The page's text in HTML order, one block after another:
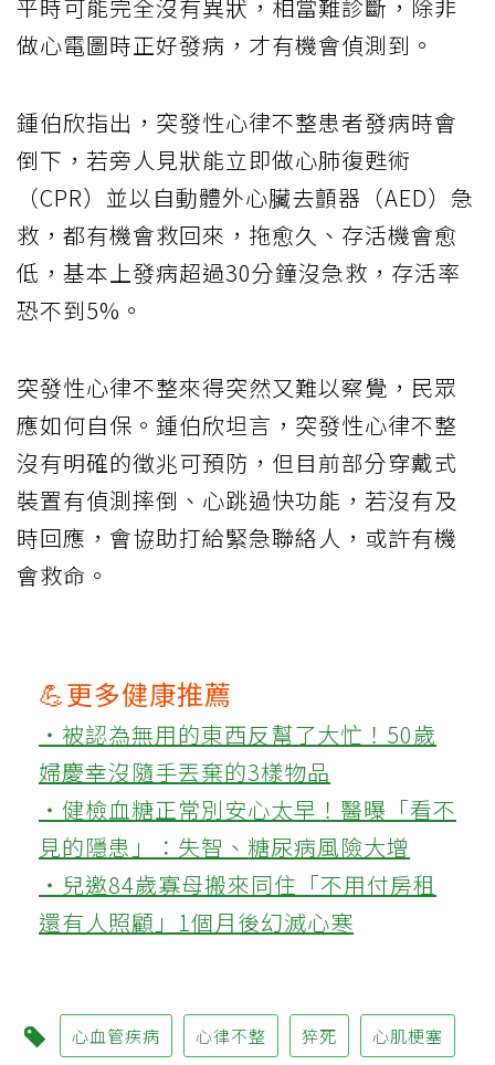
平時可能完全沒有異狀，相當難診斷，除非
做心電圖時正好發病，才有機會偵測到。
鍾伯欣指出，突發性心律不整患者發病時會
倒下，若旁人見狀能立即做心肺復甦術
（CPR）並以自動體外心臟去顫器（AED）急
救，都有機會救回來，拖愈久、存活機會愈
低，基本上發病超過30分鐘沒急救，存活率
恐不到5%。
突發性心律不整來得突然又難以察覺，民眾
應如何自保。鍾伯欣坦言，突發性心律不整
沒有明確的徵兆可預防，但目前部分穿戴式
裝置有偵測摔倒、心跳過快功能，若沒有及
時回應，會協助打給緊急聯絡人，或許有機
會救命。
💪更多健康推薦
‧被認為無用的東西反幫了大忙！50歲
婦慶幸沒隨手丟棄的3樣物品
‧健檢血糖正常別安心太早！醫曝「看不
見的隱患」：失智、糖尿病風險大增
‧兒邀84歲寡母搬來同住「不用付房租
還有人照顧」1個月後幻滅心寒
心血管疾病 心律不整 猝死 心肌梗塞